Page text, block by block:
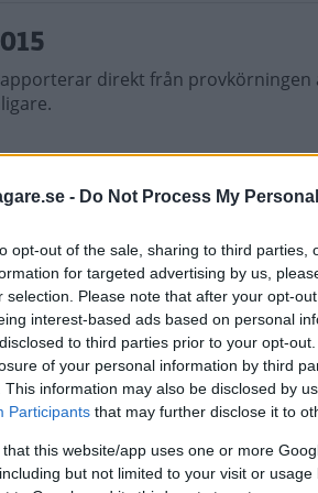
- Do Not Process My
opt-out of the sale, sharing to third parties,
for targeted advertising by us,
selection. Please note that after your opt-
interest-based ads based on personal
to third parties prior to your opt-
of your personal information by third
This information may also be disclosed by
Participants that may further disclose it to
that this website/app uses one or more
but not limited to your visit or
direkt från provkörningen
Grand Scénic,
fortfarande i bakvatten bland alla
Picasso vill ändra på den saken –
Scénic och Volkswagen Touran?
C-Max (2010)